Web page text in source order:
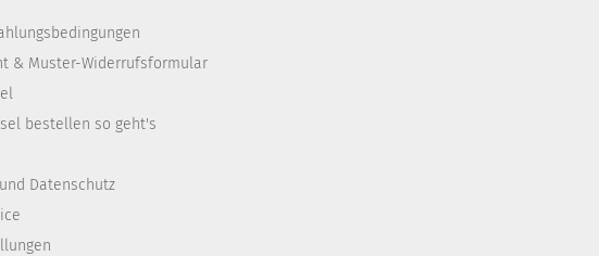
& Muster-Widerrufsformular
bestellen so geht's
Datenschutz